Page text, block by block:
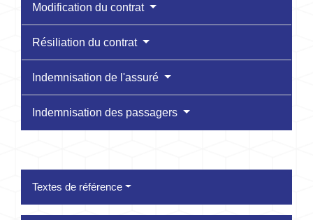
Modification du contrat
Résiliation du contrat
Indemnisation de l'assuré
Indemnisation des passagers
Textes de référence